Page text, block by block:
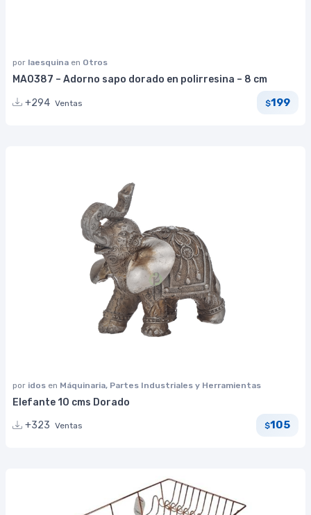
por laesquina en Otros
MA0387 – Adorno sapo dorado en polirresina – 8 cm
+294 Ventas $199
por idos en Máquinaria, Partes Industriales y Herramientas
Elefante 10 cms Dorado
+323 Ventas $105